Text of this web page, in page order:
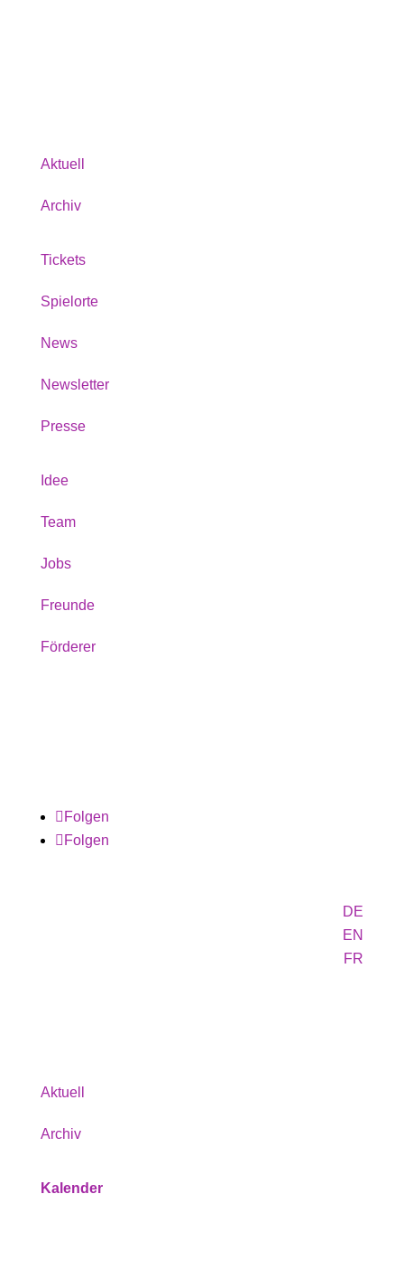
Aktuell
Archiv
Tickets
Spielorte
News
Newsletter
Presse
Idee
Team
Jobs
Freunde
Förderer
Folgen
Folgen
DE
EN
FR
Aktuell
Archiv
Kalender